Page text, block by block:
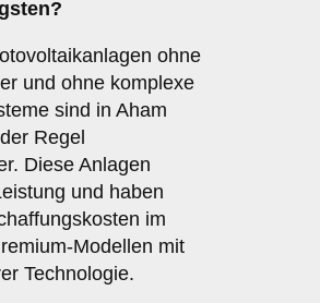
ohne
und ohne komplexe
sind in Aham
Regel
Diese Anlagen
und haben
im
Modellen mit
Technologie.